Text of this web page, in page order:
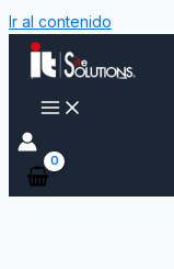
Ir al contenido